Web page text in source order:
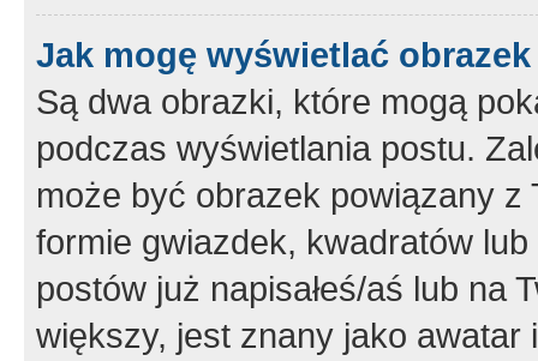
Jak mogę wyświetlać
Są dwa obrazki, które mogą
podczas wyświetlania postu.
może być obrazek powiązany z
formie gwiazdek, kwadratów
postów już napisałeś/aś lub na
większy, jest znany jako